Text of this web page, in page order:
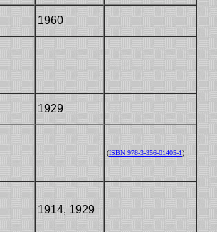
1960
1929
(ISBN 978-3-356-01405-1)
1914, 1929